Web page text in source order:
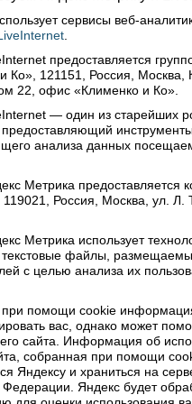
фонд России
защиты, чтобы
Прибавку к
пенсионеров,
социальная
получающих
доплату.
минимум
области - 8846
обла­стиN 4450-ОЗ
мини­му­ма
обла­сти на 2019 год»)
официльного
сервисы веб-
предоставляется
Ко», 121151, Россия, Москва,
22, офис «Клименко и Ко».
— один из старейших
предоставляющий
анализа данных
Метрика
Россия, Москва, ул. Л.
Метрика использует
файлы,
с целью анализа их
помощи cookie
вас, однако может
сайта. Информация об
собранная при помощи
Яндексу и храниться на
Федерации. Яндекс будет